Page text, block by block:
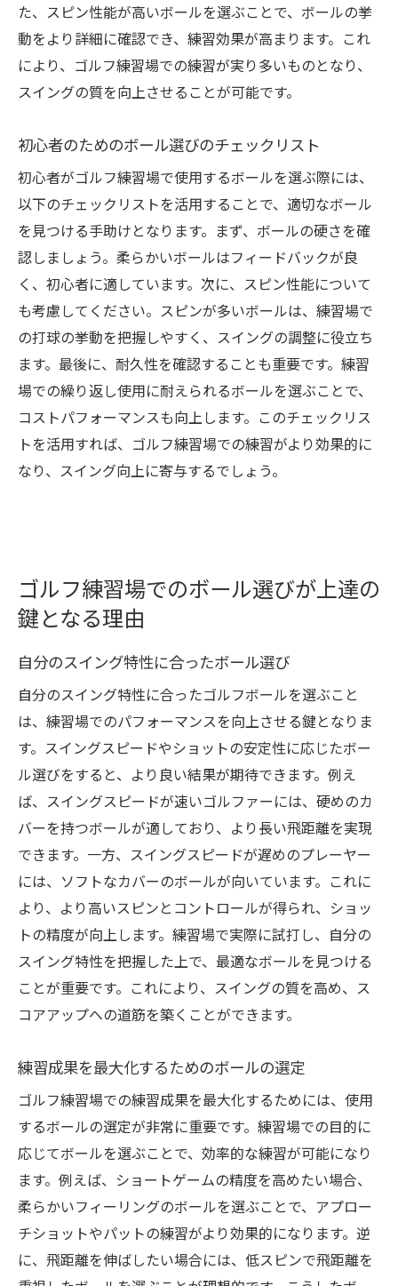
た、スピン性能が高いボールを選ぶことで、ボールの挙
動をより詳細に確認でき、練習効果が高まります。これ
により、ゴルフ練習場での練習が実り多いものとなり、
スイングの質を向上させることが可能です。
初心者のためのボール選びのチェックリスト
初心者がゴルフ練習場で使用するボールを選ぶ際には、
以下のチェックリストを活用することで、適切なボール
を見つける手助けとなります。まず、ボールの硬さを確
認しましょう。柔らかいボールはフィードバックが良
く、初心者に適しています。次に、スピン性能について
も考慮してください。スピンが多いボールは、練習場で
の打球の挙動を把握しやすく、スイングの調整に役立ち
ます。最後に、耐久性を確認することも重要です。練習
場での繰り返し使用に耐えられるボールを選ぶことで、
コストパフォーマンスも向上します。このチェックリス
トを活用すれば、ゴルフ練習場での練習がより効果的に
なり、スイング向上に寄与するでしょう。
ゴルフ練習場でのボール選びが上達の
鍵となる理由
自分のスイング特性に合ったボール選び
自分のスイング特性に合ったゴルフボールを選ぶこと
は、練習場でのパフォーマンスを向上させる鍵となりま
す。スイングスピードやショットの安定性に応じたボー
ル選びをすると、より良い結果が期待できます。例え
ば、スイングスピードが速いゴルファーには、硬めのカ
バーを持つボールが適しており、より長い飛距離を実現
できます。一方、スイングスピードが遅めのプレーヤー
には、ソフトなカバーのボールが向いています。これに
より、より高いスピンとコントロールが得られ、ショッ
トの精度が向上します。練習場で実際に試打し、自分の
スイング特性を把握した上で、最適なボールを見つける
ことが重要です。これにより、スイングの質を高め、ス
コアアップへの道筋を築くことができます。
練習成果を最大化するためのボールの選定
ゴルフ練習場での練習成果を最大化するためには、使用
するボールの選定が非常に重要です。練習場での目的に
応じてボールを選ぶことで、効率的な練習が可能になり
ます。例えば、ショートゲームの精度を高めたい場合、
柔らかいフィーリングのボールを選ぶことで、アプロー
チショットやパットの練習がより効果的になります。逆
に、飛距離を伸ばしたい場合には、低スピンで飛距離を